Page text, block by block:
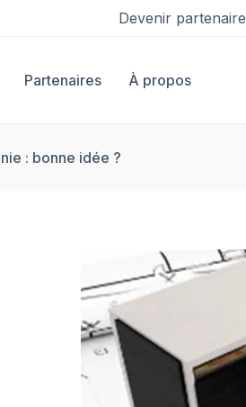
Devenir partenaire
Partenaires À propos
: bonne idée ?